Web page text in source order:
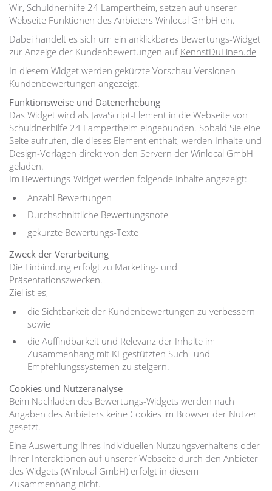
Wir, Schuldnerhilfe 24 Lampertheim, setzen auf unserer
Webseite Funktionen des Anbieters Winlocal GmbH ein.
Dabei handelt es sich um ein anklickbares Bewertungs-Widget
zur Anzeige der Kundenbewertungen auf KennstDuEinen.de
In diesem Widget werden gekürzte Vorschau-Versionen
Kundenbewertungen angezeigt.
Funktionsweise und Datenerhebung
Das Widget wird als JavaScript-Element in die Webseite von
Schuldnerhilfe 24 Lampertheim eingebunden. Sobald Sie eine
Seite aufrufen, die dieses Element enthält, werden Inhalte und
Design-Vorlagen direkt von den Servern der Winlocal GmbH
geladen.
Im Bewertungs-Widget werden folgende Inhalte angezeigt:
Anzahl Bewertungen
Durchschnittliche Bewertungsnote
gekürzte Bewertungs-Texte
Zweck der Verarbeitung
Die Einbindung erfolgt zu Marketing- und
Präsentationszwecken.
Ziel ist es,
die Sichtbarkeit der Kundenbewertungen zu verbessern
sowie
die Auffindbarkeit und Relevanz der Inhalte im
Zusammenhang mit KI-gestützten Such- und
Empfehlungssystemen zu steigern.
Cookies und Nutzeranalyse
Beim Nachladen des Bewertungs-Widgets werden nach
Angaben des Anbieters keine Cookies im Browser der Nutzer
gesetzt.
Eine Auswertung Ihres individuellen Nutzungsverhaltens oder
Ihrer Interaktionen auf unserer Webseite durch den Anbieter
des Widgets (Winlocal GmbH) erfolgt in diesem
Zusammenhang nicht.